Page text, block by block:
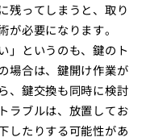
残ってしまうと、取り
必要になります。
」というのも、鍵のト
場合は、鍵開け作業が
、鍵交換も同時に検討
ラブルは、放置してお
したりする可能性があ